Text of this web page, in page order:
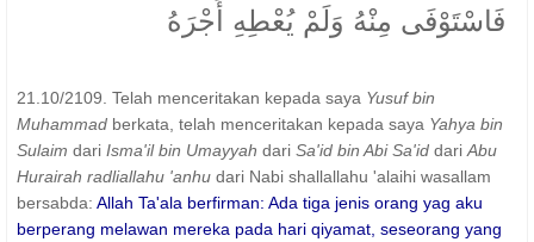
فَاسْتَوْفَى مِنْهُ وَلَمْ يُعْطِهِ أَجْرَهُ
21.10/2109. Telah menceritakan kepada saya Yusuf bin
Muhammad berkata, telah menceritakan kepada saya Yahya bin
Sulaim dari Isma'il bin Umayyah dari Sa'id bin Abi Sa'id dari Abu
Hurairah radliallahu 'anhu dari Nabi shallallahu 'alaihi wasallam
bersabda: Allah Ta'ala berfirman: Ada tiga jenis orang yag aku
berperang melawan mereka pada hari qiyamat, seseorang yang